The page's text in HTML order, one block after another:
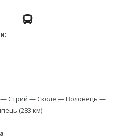
— Стрий — Сколе — Воловець —
(283 км)